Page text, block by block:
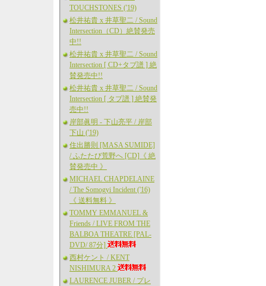
TOUCHSTONES ('19)
松井祐貴 x 井草聖二 / Sound
Intersection（CD）絶賛発売
中!!
松井祐貴 x 井草聖二 / Sound
Intersection [ CD+タブ譜 ] 絶
賛発売中!!
松井祐貴 x 井草聖二 / Sound
Intersection [ タブ譜 ] 絶賛発
売中!!
岸部眞明 - 下山亮平 / 岸部
下山 ('19)
住出勝則 [MASA SUMIDE]
/ ふたたび荒野へ [CD]《 絶
賛発売中 》
MICHAEL CHAPDELAINE
/ The Somogyi Incident ('16)
《 送料無料 》
TOMMY EMMANUEL &
Friends / LIVE FROM THE
BALBOA THEATRE [PAL-
DVD/ 87分]
西村ケント / KENT
NISHIMURA 2
LAURENCE JUBER / プレ